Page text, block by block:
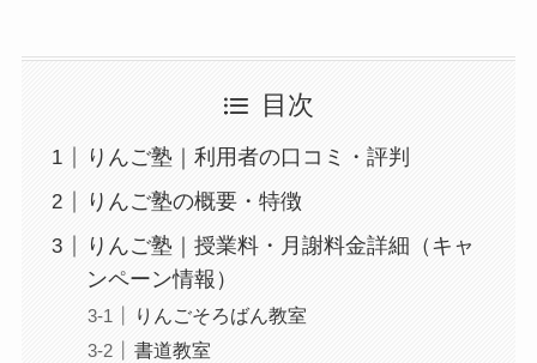
目次
りんご塾｜利用者の口コミ・評判
りんご塾の概要・特徴
りんご塾｜授業料・月謝料金詳細（キャ
ンペーン情報）
りんごそろばん教室
書道教室